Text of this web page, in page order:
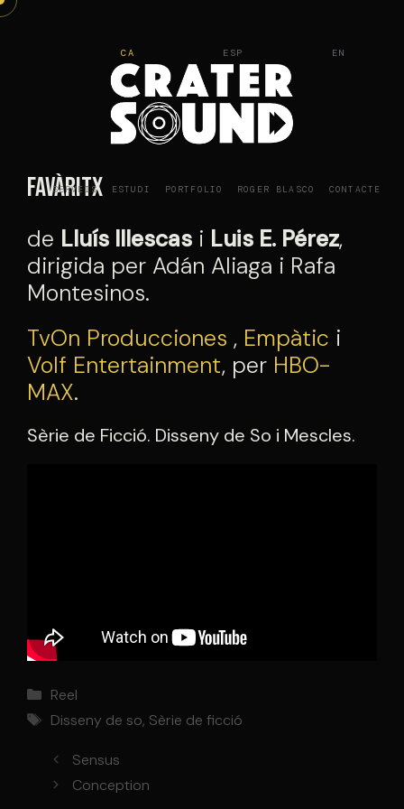
Vés
SERVEIS ESTUDI PORTFOLIO ROGER BLASCO CONTACTE
CA ESP EN
Favàritx
de Lluís Illescas i Luis E. Pérez,
dirigida per Adán Aliaga i Rafa
Montesinos.
TvOn Producciones , Empàtic i
Volf Entertainment, per HBO-
MAX.
Sèrie de Ficció. Disseny de So i Mescles.
Categories
Reel
Etiquetes
Disseny de so, Sèrie de ficció
Sensus
Conception